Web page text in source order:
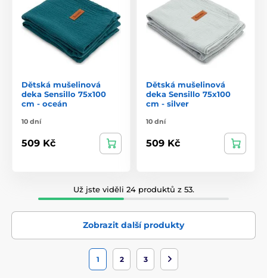
Dětská mušelinová
deka Sensillo 75x100
cm - oceán
10 dní
509 Kč
Dětská mušelinová
deka Sensillo 75x100
cm - silver
10 dní
509 Kč
Už jste viděli 24 produktů z 53.
Zobrazit další produkty
1 2 3